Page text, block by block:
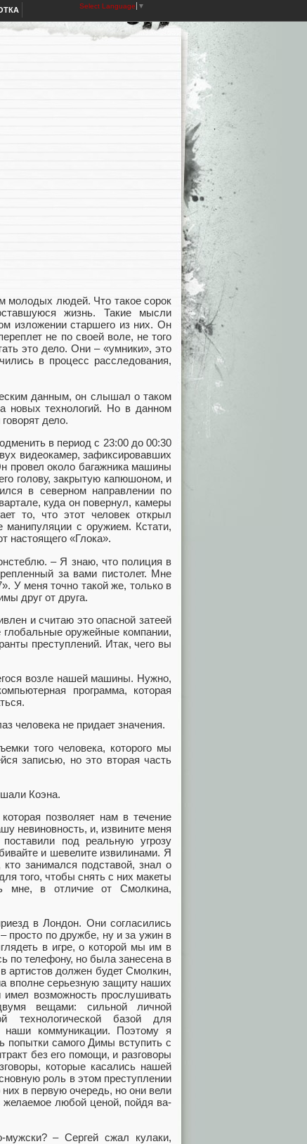
Select Language ▼
людей. Что такое сорок
жизнь. Такие мысли
изложении старшего из них. Он
не по своей воле, не того
это дело. Они – «умники», это
в процесс расследования,
данным, он слышал о таком
новых технологий. Но в данном
дело.
в период с 23:00 до 00:30
видеокамер, зафиксировавших
провел около багажника машины
голову, закрытую капюшоном, и
в северном направлении по
куда он повернул, камеры
то, что этот человек открыл
манипуляции с оружием. Кстати,
настоящего «Глока».
– Я знаю, что полиция в
за вами пистолет. Мне
У меня точно такой же, только в
друг от друга.
и считаю это опасной затеей
оружейные компании,
преступлений. Итак, чего вы
возле нашей машины. Нужно,
программа, которая
человека не придает значения.
того человека, которого мы
записью, но это вторая часть
Коэна.
позволяет нам в течение
невиновность, и, извините меня
под реальную угрозу
и шевелите извилинами. Я
занимался подставой, знал о
того, чтобы снять с них макеты
мне, в отличие от Смолкина,
в Лондон. Они согласились
просто по дружбе, ну и за ужин в
в игре, о которой мы им в
по телефону, но была занесена в
артистов должен будет Смолкин,
вполне серьезную защиту наших
имел возможность прослушивать
вещами: сильной личной
технологической базой для
наши коммуникации. Поэтому я
попытки самого Димы вступить с
без его помощи, и разговоры
которые касались нашей
роль в этом преступлении
в первую очередь, но они вели
желаемое любой ценой, пойдя ва-
– Сергей сжал кулаки,